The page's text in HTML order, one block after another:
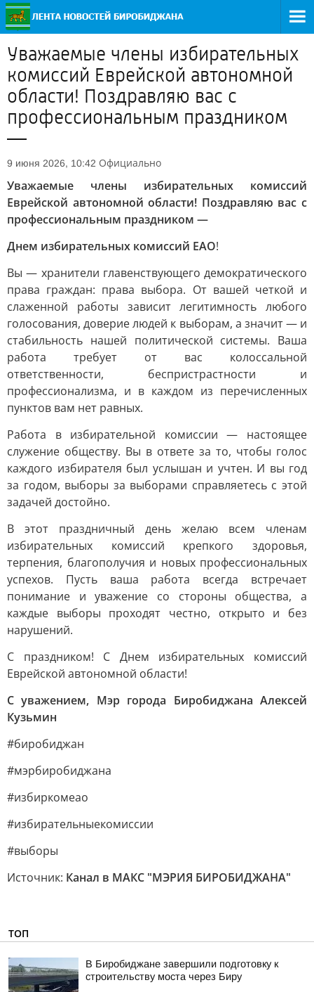
Уважаемые члены избирательных
комиссий Еврейской автономной
области! Поздравляю вас с
профессиональным праздником
—
9 июня 2026, 10:42 Официально
Уважаемые члены избирательных комиссий
Еврейской автономной области! Поздравляю вас с
профессиональным праздником —
Днем избирательных комиссий ЕАО!
Вы — хранители главенствующего демократического
права граждан: права выбора. От вашей четкой и
слаженной работы зависит легитимность любого
голосования, доверие людей к выборам, а значит — и
стабильность нашей политической системы. Ваша
работа требует от вас колоссальной
ответственности, беспристрастности и
профессионализма, и в каждом из перечисленных
пунктов вам нет равных.
Работа в избирательной комиссии — настоящее
служение обществу. Вы в ответе за то, чтобы голос
каждого избирателя был услышан и учтен. И вы год
за годом, выборы за выборами справляетесь с этой
задачей достойно.
В этот праздничный день желаю всем членам
избирательных комиссий крепкого здоровья,
терпения, благополучия и новых профессиональных
успехов. Пусть ваша работа всегда встречает
понимание и уважение со стороны общества, а
каждые выборы проходят честно, открыто и без
нарушений.
С праздником! С Днем избирательных комиссий
Еврейской автономной области!
С уважением, Мэр города Биробиджана Алексей
Кузьмин
#биробиджан
#мэрбиробиджана
#избиркомеао
#избирательныекомиссии
#выборы
Источник: Канал в МАКС "МЭРИЯ БИРОБИДЖАНА"
ТОП
В Биробиджане завершили подготовку к
строительству моста через Биру